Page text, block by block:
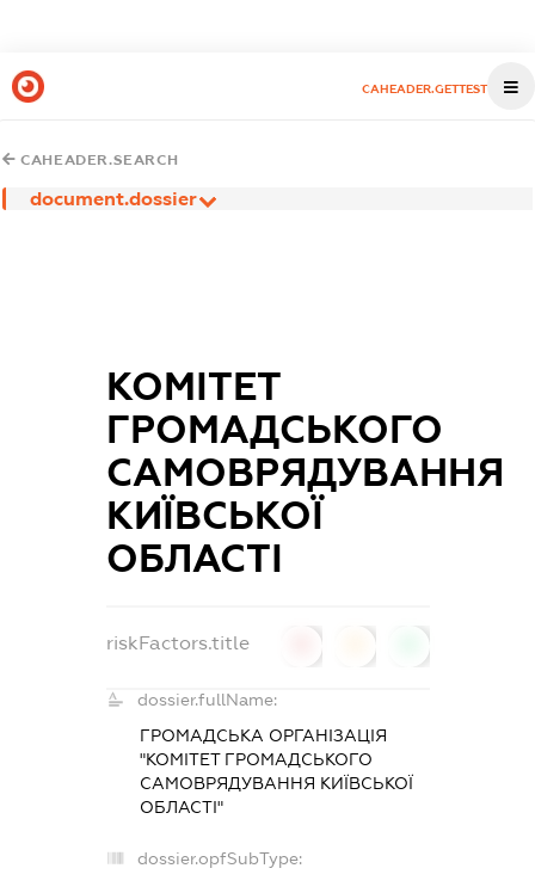
CAHEADER.GETTEST
CAHEADER.SEARCH
document.dossier
КОМІТЕТ
ГРОМАДСЬКОГО
САМОВРЯДУВАННЯ
КИЇВСЬКОЇ
ОБЛАСТІ
riskFactors.title
dossier.fullName:
ГРОМАДСЬКА ОРГАНІЗАЦІЯ
"КОМІТЕТ ГРОМАДСЬКОГО
САМОВРЯДУВАННЯ КИЇВСЬКОЇ
ОБЛАСТІ"
dossier.opfSubType: